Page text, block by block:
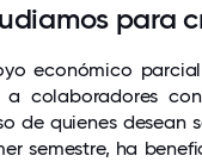
para
económico
a colaboradores
de quienes desean
semestre, ha